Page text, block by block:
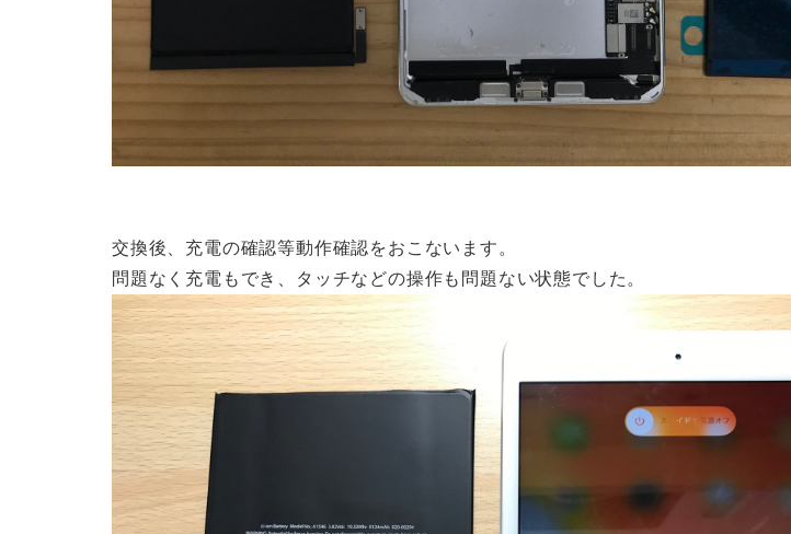
交換後、充電の確認等動作確認をおこないます。
問題なく充電もでき、タッチなどの操作も問題ない状態でした。